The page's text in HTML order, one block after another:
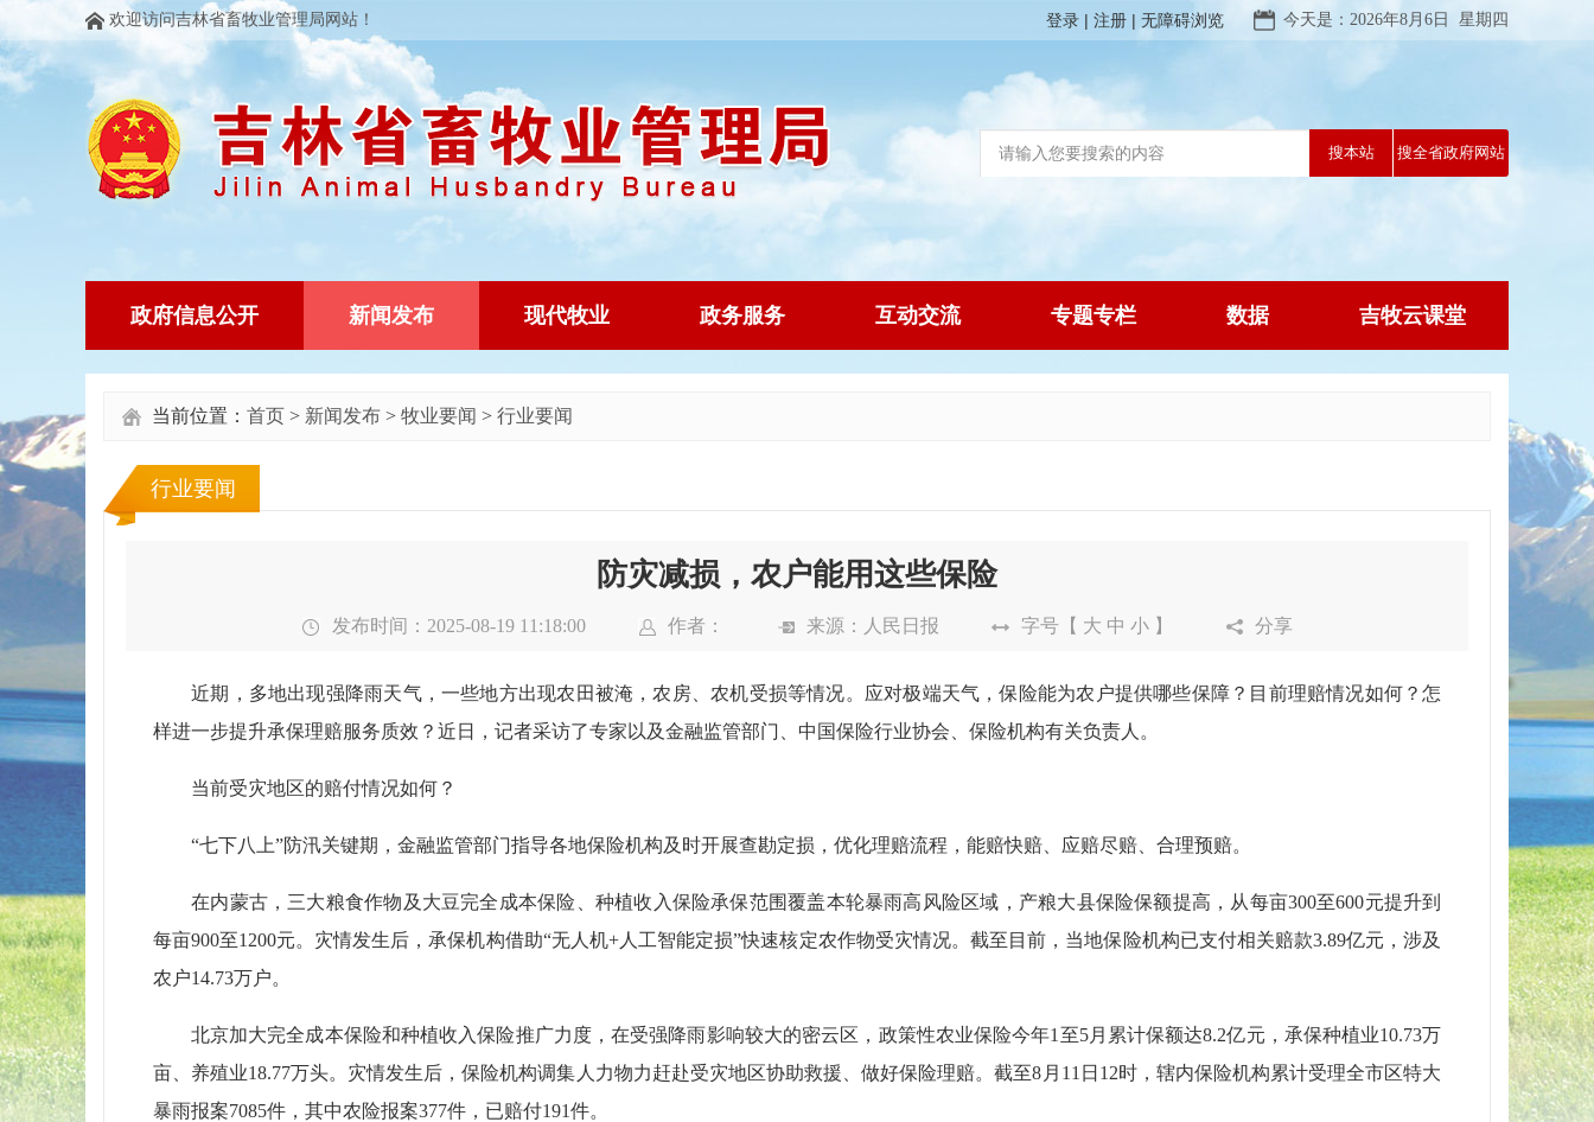
欢迎访问吉林省畜牧业管理局网站！ 今天是：2026年8月6日 星期四
登录 注册 无障碍浏览
政府信息公开 新闻发布 现代牧业 政务服务 互动交流 专题专栏 数据 吉牧云课堂
当前位置： 首页 > 新闻发布 > 牧业要闻 > 行业要闻
行业要闻
防灾减损，农户能用这些保险
发布时间：2025-08-19 11:18:00 作者： 来源： 人民日报 字号【 大 中 小】 分享
近期，多地出现强降雨天气，一些地方出现农田被淹，农房、农机受损等情况。应对极端天气，保险能为农户提供哪些保障？目前理赔情况如何？怎
样进一步提升承保理赔服务质效？近日，记者采访了专家以及金融监管部门、中国保险行业协会、保险机构有关负责人。
当前受灾地区的赔付情况如何？
“七下八上”防汛关键期，金融监管部门指导各地保险机构及时开展查勘定损，优化理赔流程，能赔快赔、应赔尽赔、合理预赔。
在内蒙古，三大粮食作物及大豆完全成本保险、种植收入保险承保范围覆盖本轮暴雨高风险区域，产粮大县保险保额提高，从每亩300至600元提升到
每亩900至1200元。灾情发生后，承保机构借助“无人机+人工智能定损”快速核定农作物受灾情况。截至目前，当地保险机构已支付相关赔款3.89亿元，涉及
农户14.73万户。
北京加大完全成本保险和种植收入保险推广力度，在受强降雨影响较大的密云区，政策性农业保险今年1至5月累计保额达8.2亿元，承保种植业10.73万
亩、养殖业18.77万头。灾情发生后，保险机构调集人力物力赶赴受灾地区协助救援、做好保险理赔。截至8月11日12时，辖内保险机构累计受理全市区特大
暴雨报案7085件，其中农险报案377件，已赔付191件。